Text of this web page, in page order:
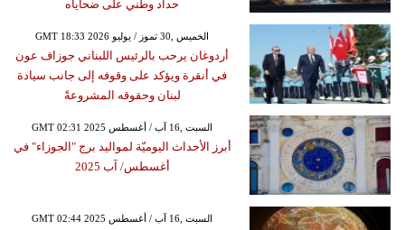
حداد وطني على ضحاياه
GMT 18:33 2026 الخميس ,30 تموز / يوليو
أردوغان يرحب بالرئيس اللبناني جوزاف عون
في أنقرة ويؤكد على وقوفه إلى جانب سيادة
لبنان وحقوقه المشروعةً
GMT 02:31 2025 السبت ,16 آب / أغسطس
أبرز الأحداث اليوميّة لمواليد برج "الجوزاء" في
أغسطس/ آب 2025
GMT 02:44 2025 السبت ,16 آب / أغسطس